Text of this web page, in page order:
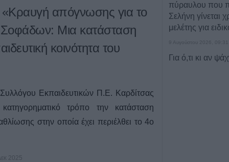
απόγνωσης για το
Σοφάδων: Μια κατάσταση
κοινότητα του
Συλλόγου Εκπαιδευτικών Π.Ε. Καρδίτσας
τρόπο την κατάσταση
στην οποία έχει περιέλθει το 4ο
2025
πύραυλου που
Σελήνη γίνεται
μελέτης για
9 Αυγούστου 2026, 09:31
Για ό,τι κι αν